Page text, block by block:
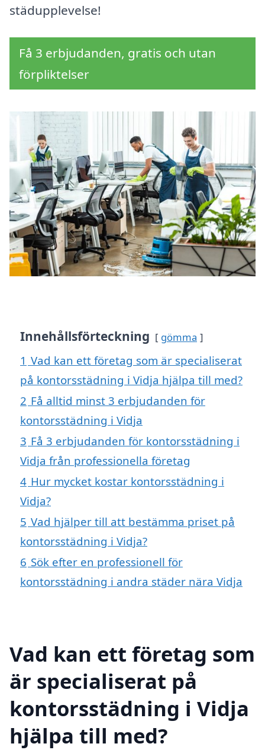
städupplevelse!
Få 3 erbjudanden, gratis och utan
förpliktelser
Innehållsförteckning gömma
1 Vad kan ett företag som är specialiserat
på kontorsstädning i Vidja hjälpa till med?
2 Få alltid minst 3 erbjudanden för
kontorsstädning i Vidja
3 Få 3 erbjudanden för kontorsstädning i
Vidja från professionella företag
4 Hur mycket kostar kontorsstädning i
Vidja?
5 Vad hjälper till att bestämma priset på
kontorsstädning i Vidja?
6 Sök efter en professionell för
kontorsstädning i andra städer nära Vidja
Vad kan ett företag som
är specialiserat på
kontorsstädning i Vidja
hjälpa till med?